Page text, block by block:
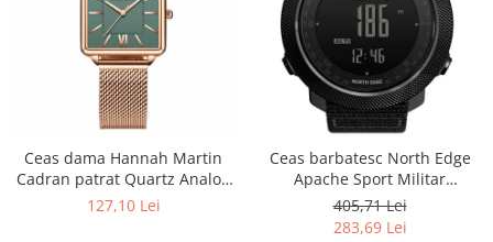
Ceas dama Hannah Martin
Cadran patrat Quartz Analog
Elegant Auriu verde smarald
127,10 Lei
Ceas barbatesc North Edge
Apache Sport Militar
Altimetru Busola Temperatura
Barometru Alarma Negru
405,71 Lei
283,69 Lei